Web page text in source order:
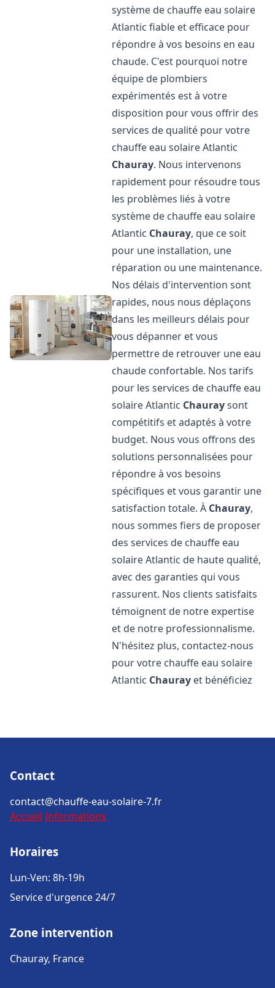
système de chauffe eau solaire
Atlantic fiable et efficace pour
répondre à vos besoins en eau
chaude. C'est pourquoi notre
équipe de plombiers
expérimentés est à votre
disposition pour vous offrir des
services de qualité pour votre
chauffe eau solaire Atlantic
Chauray. Nous intervenons
rapidement pour résoudre tous
les problèmes liés à votre
système de chauffe eau solaire
Atlantic Chauray, que ce soit
pour une installation, une
réparation ou une maintenance.
Nos délais d'intervention sont
rapides, nous nous déplaçons
dans les meilleurs délais pour
vous dépanner et vous
permettre de retrouver une eau
chaude confortable. Nos tarifs
pour les services de chauffe eau
solaire Atlantic Chauraysont
compétitifs et adaptés à votre
budget. Nous vous offrons des
solutions personnalisées pour
répondre à vos besoins
spécifiques et vous garantir une
satisfaction totale. À Chauray,
nous sommes fiers de proposer
des services de chauffe eau
solaire Atlantic de haute qualité,
avec des garanties qui vous
rassurent. Nos clients satisfaits
témoignent de notre expertise
et de notre professionnalisme.
N'hésitez plus, contactez-nous
pour votre chauffe eau solaire
Atlantic Chauray et bénéficiez
Contact
contact@chauffe-eau-solaire-7.fr
Accueil Informations
Horaires
Lun-Ven: 8h-19h
Service d'urgence 24/7
Zone intervention
Chauray, France